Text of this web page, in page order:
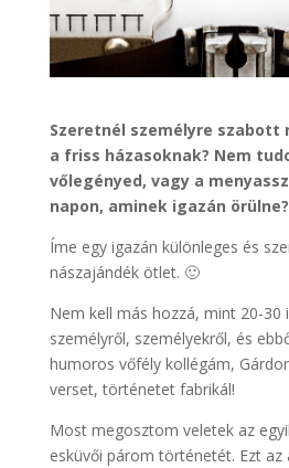
Szeretnél személyre szabott
a friss házasoknak? Nem
vőlegényed, vagy a
napon, aminek igazán örülne?
Íme egy igazán különleges és
nászajándék ötlet. 🙂
Nem kell más hozzá, mint 20-
személyről, személyekről, és
humoros vőfély kollégám,
verset, történetet fabrikál!
Most megosztom veletek az
esküvői párom történetét. Ezt az